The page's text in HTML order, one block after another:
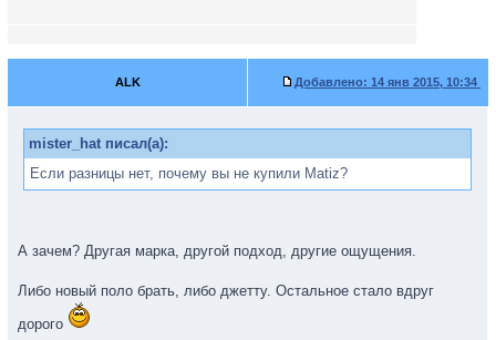
ALK Добавлено: 14 янв 2015, 10:34
mister_hat писал(а):
Если разницы нет, почему вы не купили Matiz?
А зачем? Другая марка, другой подход, другие ощущения.
Либо новый поло брать, либо джетту. Остальное стало вдруг
дорого